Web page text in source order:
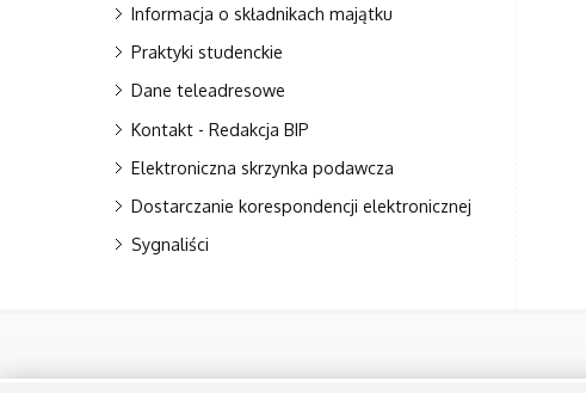
Informacja o składnikach majątku
Praktyki studenckie
Dane teleadresowe
Kontakt - Redakcja BIP
Elektroniczna skrzynka podawcza
Dostarczanie korespondencji elektronicznej
Sygnaliści